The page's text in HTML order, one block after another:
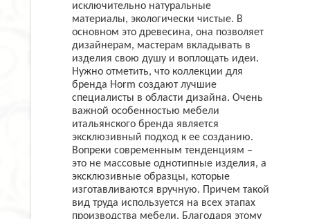
исключительно натуральные
материалы, экологически чистые. В
основном это древесина, она позволяет
дизайнерам, мастерам вкладывать в
изделия свою душу и воплощать идеи.
Нужно отметить, что коллекции для
бренда Horm создают лучшие
специалисты в области дизайна. Очень
важной особенностью мебели
итальянского бренда является
эксклюзивный подход к ее созданию.
Вопреки современным тенденциям –
это не массовые однотипные изделия, а
эксклюзивные образцы, которые
изготавливаются вручную. Причем такой
вид труда используется на всех этапах
производства мебели. Благодаря этому